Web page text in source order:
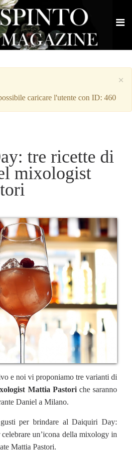
×
caricare l'utente con ID: 460
tre ricette di
mixologist
e noi vi proponiamo tre varianti di
Mattia Pastoriche saranno
Daniel a Milano.
per brindare al Daiquiri Day:
un’icona della mixology in
Mattia Pastori.